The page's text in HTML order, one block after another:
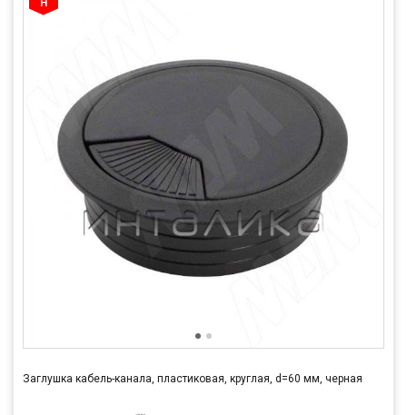
Заглушка кабель-канала, пластиковая, круглая, d=60 мм, черная